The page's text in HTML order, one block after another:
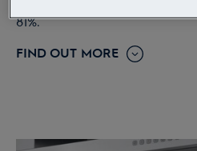
81%.
FIND OUT MORE